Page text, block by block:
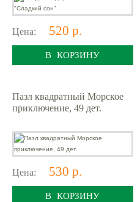
Цена: 520 р.
В КОРЗИНУ
Пазл квадратный Морское
приключение, 49 дет.
Цена: 530 р.
В КОРЗИНУ